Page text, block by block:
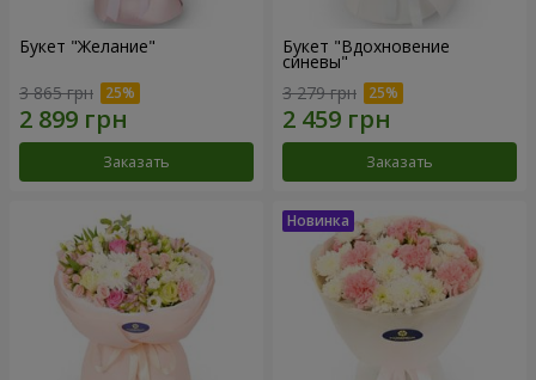
Букет "Желание"
3 865 грн
Заказать
Букет "Вдохновение
синевы"
3 279 грн
Заказать